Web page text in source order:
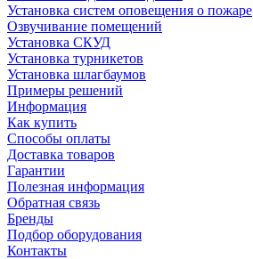
Установка систем оповещения о пожаре
Озвучивание помещений
Установка СКУД
Установка турникетов
Установка шлагбаумов
Примеры решений
Информация
Как купить
Способы оплаты
Доставка товаров
Гарантии
Полезная информация
Обратная связь
Бренды
Подбор оборудования
Контакты